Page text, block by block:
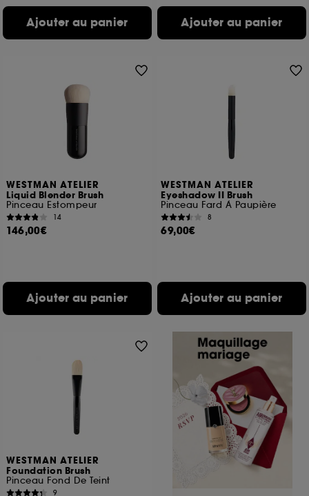
Ajouter au panier Ajouter au panier
WESTMAN ATELIER
Liquid Blender Brush
Pinceau Estompeur
14
146,00€
Ajouter au panier
WESTMAN ATELIER
Eyeshadow II Brush
Pinceau Fard À Paupière
8
69,00€
Ajouter au panier
WESTMAN ATELIER
Foundation Brush
Pinceau Fond De Teint
9